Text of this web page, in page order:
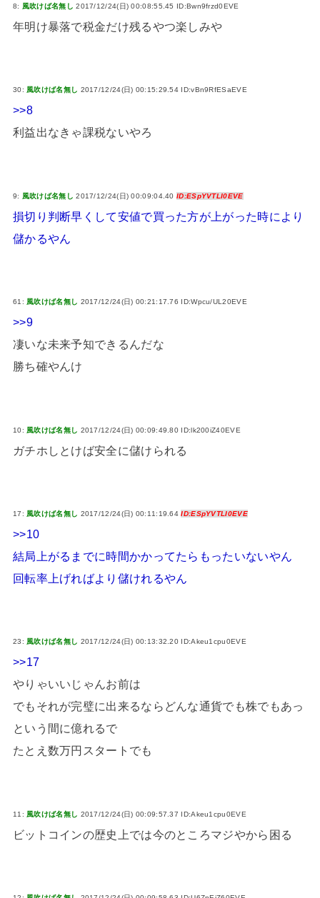
8: 風吹けば名無し 2017/12/24(日) 00:08:55.45 ID:Bwn9frzd0EVE
年明け暴落で税金だけ残るやつ楽しみや
30:風吹けば名無し 2017/12/24(日) 00:15:29.54 ID:vBn9RfESaEVE
>>8
利益出なきゃ課税ないやろ
9: 風吹けば名無し 2017/12/24(日) 00:09:04.40ID:ESpYVTLI0EVE
損切り判断早くして安値で買った方が上がった時により
儲かるやん
61:風吹けば名無し 2017/12/24(日) 00:21:17.76 ID:Wpcu/UL20EVE
>>9
凄いな未来予知できるんだな
勝ち確やんけ
10: 風吹けば名無し 2017/12/24(日) 00:09:49.80 ID:lk200iZ40EVE
ガチホしとけば安全に儲けられる
17: 風吹けば名無し 2017/12/24(日) 00:11:19.64ID:ESpYVTLI0EVE
>>10
結局上がるまでに時間かかってたらもったいないやん
回転率上げればより儲けれるやん
23:風吹けば名無し 2017/12/24(日) 00:13:32.20 ID:Akeu1cpu0EVE
>>17
やりゃいいじゃんお前は
でもそれが完璧に出来るならどんな通貨でも株でもあっ
という間に億れるで
たとえ数万円スタートでも
11: 風吹けば名無し 2017/12/24(日) 00:09:57.37 ID:Akeu1cpu0EVE
ビットコインの歴史上では今のところマジやから困る